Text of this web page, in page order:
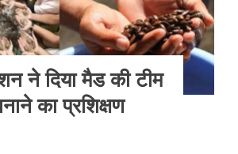
ने दिया मैड की टीम
का प्रशिक्षण